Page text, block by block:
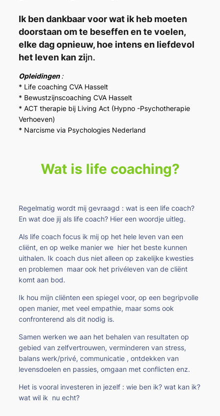
Ik ben dankbaar voor wat ik heb moeten
doorstaan om te beseffen en te voelen,
elke dag opnieuw, hoe intens en liefdevol
het leven kan zijn.
Opleidingen:
* Life coaching CVA Hasselt
* Bewustzijnscoaching CVA Hasselt
* ACT therapie bij Living Act (Hypno -Psychotherapie
Verhoeven)
* Narcisme via Psychologies Nederland
Wat is life coaching?
Regelmatig wordt mij gevraagd : wat is een life coach?
En wat doe jij als life coach? Hier een woordje uitleg.
Als life coach focus ik mij op het hele leven van een
cliënt, en op welke manier we hier het beste kunnen
uithalen. Ik coach dus niet alleen op zakelijke kwesties
en problemen maar ook het privéleven van de cliënt
komt aan bod.
Ik hou mijn cliënten een spiegel voor, op een begripvolle
open manier, met veel empathie, maar soms ook
confronterend als dit nodig is.
Samen werken we aan het behalen van resultaten op
gebied van zelfvertrouwen, verminderen van stress,
balans werk/privé, communicatie , ontdekken van
levensdoelen en passies, omgaan met conflicten enz.
Het is vooral investeren in jezelf : wie ben ik? wat kan ik?
wat wil ik nu echt?